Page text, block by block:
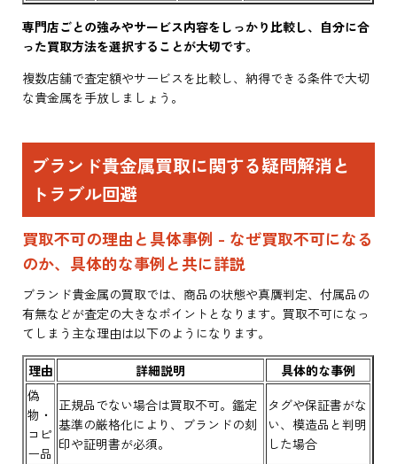
専門店ごとの強みやサービス内容をしっかり比較し、自分に合
った買取方法を選択することが大切です。
複数店舗で査定額やサービスを比較し、納得できる条件で大切
な貴金属を手放しましょう。
ブランド貴金属買取に関する疑問解消と
トラブル回避
買取不可の理由と具体事例 - なぜ買取不可になる
のか、具体的な事例と共に詳説
ブランド貴金属の買取では、商品の状態や真贋判定、付属品の
有無などが査定の大きなポイントとなります。買取不可になっ
てしまう主な理由は以下のようになります。
理由 詳細説明
具体的な事例
偽
物・
コピ
ー品
正規品でない場合は買取不可。鑑定
基準の厳格化により、ブランドの刻
印や証明書が必須。
タグや保証書がな
い、模造品と判明
した場合